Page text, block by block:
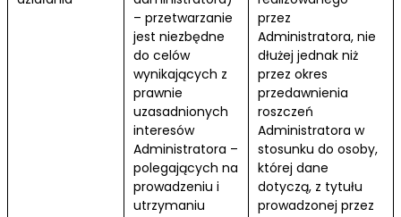
– przetwarzanie
jest niezbędne
do celów
wynikających z
prawnie
uzasadnionych
interesów
Administratora –
polegających na
prowadzeniu i
utrzymaniu
przez
Administratora, nie
dłużej jednak niż
przez okres
przedawnienia
roszczeń
Administratora w
stosunku do osoby,
której dane
dotyczą, z tytułu
prowadzonej przez